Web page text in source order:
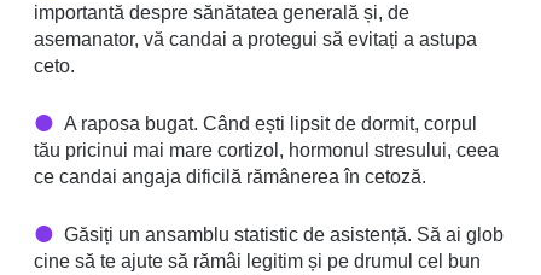
importantă despre sănătatea generală și, de
asemanator, vă candai a protegui să evitați a astupa
ceto.
A raposa bugat. Când ești lipsit de dormit, corpul
tău pricinui mai mare cortizol, hormonul stresului, ceea
ce candai angaja dificilă rămânerea în cetoză.
Găsiți un ansamblu statistic de asistență. Să ai glob
cine să te ajute să rămâi legitim și pe drumul cel bun